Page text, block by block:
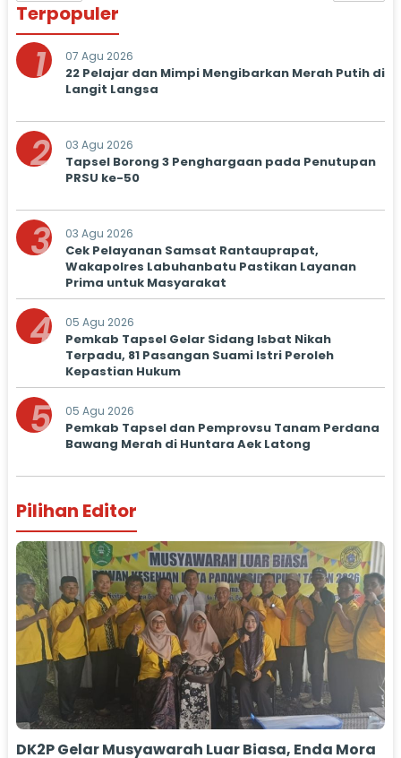
Terpopuler
1 07 Agu 2026
22 Pelajar dan Mimpi Mengibarkan Merah Putih di
Langit Langsa
2 03 Agu 2026
Tapsel Borong 3 Penghargaan pada Penutupan
PRSU ke-50
3 03 Agu 2026
Cek Pelayanan Samsat Rantauprapat,
Wakapolres Labuhanbatu Pastikan Layanan
Prima untuk Masyarakat
4 05 Agu 2026
Pemkab Tapsel Gelar Sidang Isbat Nikah
Terpadu, 81 Pasangan Suami Istri Peroleh
Kepastian Hukum
5 05 Agu 2026
Pemkab Tapsel dan Pemprovsu Tanam Perdana
Bawang Merah di Huntara Aek Latong
Pilihan Editor
DK2P Gelar Musyawarah Luar Biasa, Enda Mora